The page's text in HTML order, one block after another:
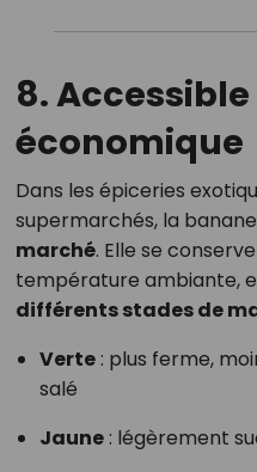
8.
économique
Dans les épiceries
supermarchés, la
marché. Elle se
température ambiante,
différents stades de
Verte: plus ferme,
salé
Jaune: légèrement